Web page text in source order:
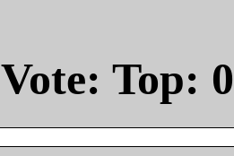
Vote: Top: 0